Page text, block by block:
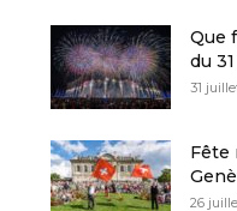
Que
du
31
Fête
26